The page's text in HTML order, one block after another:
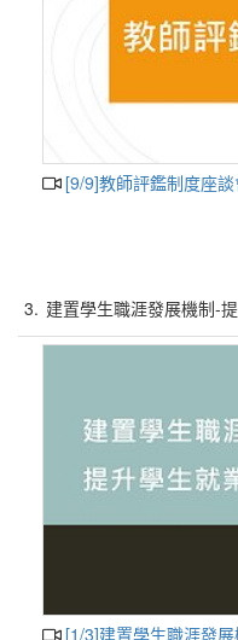
[9/9]教師評鑑制度座
3. 建置學生職涯發展機制-
[1/3]建置學生職涯發